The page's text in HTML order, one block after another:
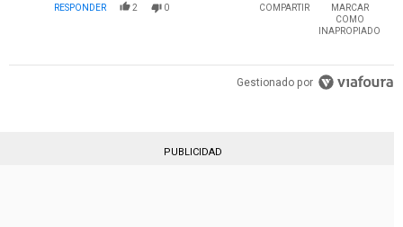
RESPONDER 2 0 COMPARTIR
MARCAR
COMO
INAPROPIADO
Gestionado por
PUBLICIDAD